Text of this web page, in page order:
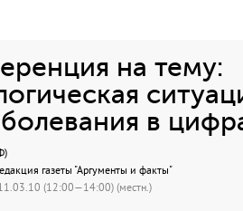
на тему:
в
газеты "Аргументы и факты"
11.03.10 (12:00—14:00) (местн.)